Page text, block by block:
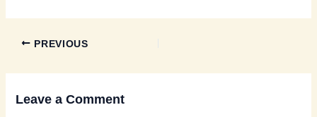
PREVIOUS
Leave a Comment